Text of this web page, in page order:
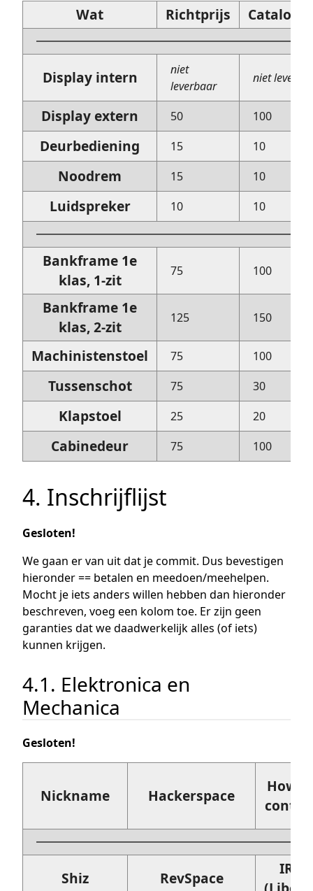
Wat Richtprijs
Display intern
niet
leverbaar
niet
Display extern 50 100
Deurbediening 15 10
Noodrem 15 10
Luidspreker 10 10
Bankframe 1e
klas, 1-zit
75 100
Bankframe 1e
klas, 2-zit
125 150
Machinistenstoel 75 100
Tussenschot 75 30
Klapstoel 25 20
Cabinedeur 75 100
4. Inschrijflijst
Gesloten!
We gaan er van uit dat je commit. Dus bevestigen
hieronder == betalen en meedoen/meehelpen.
Mocht je iets anders willen hebben dan hieronder
beschreven, voeg een kolom toe. Er zijn geen
garanties dat we daadwerkelijk alles (of iets)
kunnen krijgen.
4.1. Elektronica en
Mechanica
Gesloten!
Nickname Hackerspace
How
Shiz RevSpace
IRC